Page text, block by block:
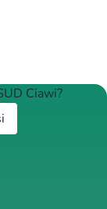
Ciawi?